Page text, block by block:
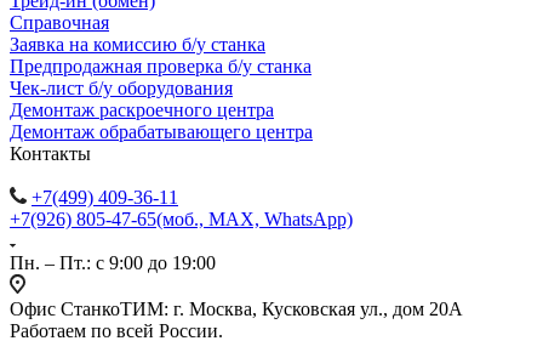
Справочная
Заявка на комиссию б/у станка
Предпродажная проверка б/у станка
Чек-лист б/у оборудования
Демонтаж раскроечного центра
Демонтаж обрабатывающего центра
Контакты
+7(499) 409-36-11
+7(926) 805-47-65(моб., MAX, WhatsApp)
Пн. – Пт.: с 9:00 до 19:00
Офис СтанкоТИМ: г. Москва, Кусковская ул., дом 20А
Работаем по всей России.